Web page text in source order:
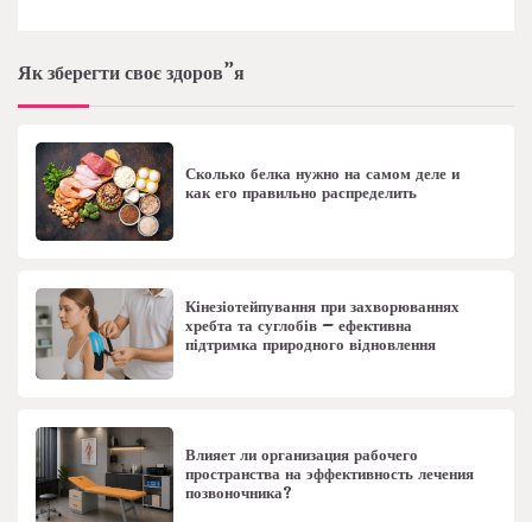
Як зберегти своє здоров”я
Сколько белка нужно на самом деле и
как его правильно распределить
Кінезіотейпування при захворюваннях
хребта та суглобів – ефективна
підтримка природного відновлення
Влияет ли организация рабочего
пространства на эффективность лечения
позвоночника?